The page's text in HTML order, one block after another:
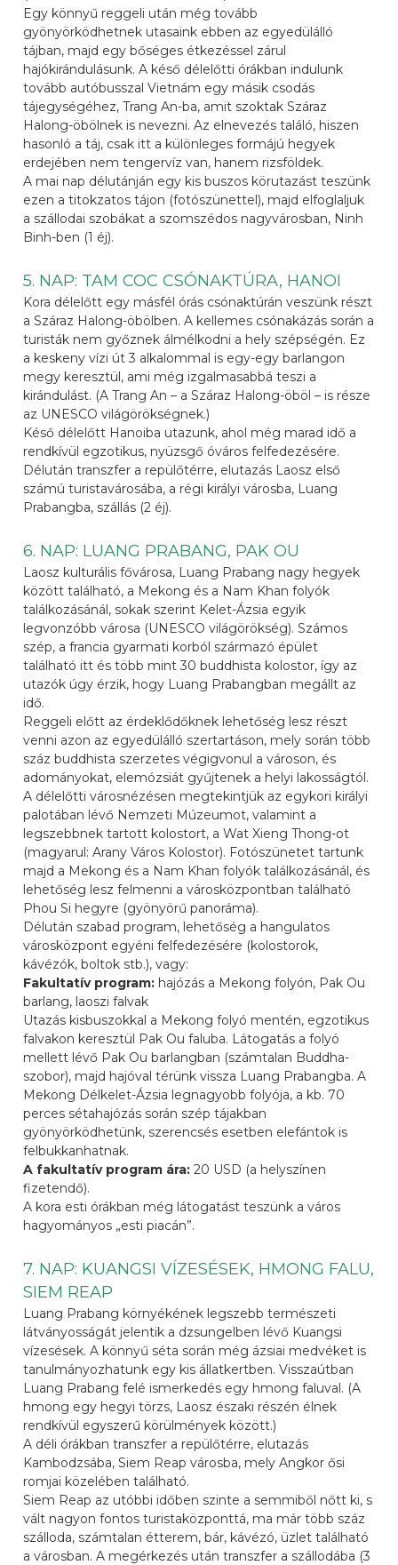
Egy könnyű reggeli után még tovább
gyönyörködhetnek utasaink ebben az egyedülálló
tájban, majd egy bőséges étkezéssel zárul
hajókirándulásunk. A késő délelőtti órákban indulunk
tovább autóbusszal Vietnám egy másik csodás
tájegységéhez, Trang An-ba, amit szoktak Száraz
Halong-öbölnek is nevezni. Az elnevezés találó, hiszen
hasonló a táj, csak itt a különleges formájú hegyek
erdejében nem tengervíz van, hanem rizsföldek.
A mai nap délutánján egy kis buszos körutazást teszünk
ezen a titokzatos tájon (fotószünettel), majd elfoglaljuk
a szállodai szobákat a szomszédos nagyvárosban, Ninh
Binh-ben (1 éj).
5. NAP: TAM COC CSÓNAKTÚRA, HANOI
Kora délelőtt egy másfél órás csónaktúrán veszünk részt
a Száraz Halong-öbölben. A kellemes csónakázás során a
turisták nem győznek álmélkodni a hely szépségén. Ez
a keskeny vízi út 3 alkalommal is egy-egy barlangon
megy keresztül, ami még izgalmasabbá teszi a
kirándulást. (A Trang An – a Száraz Halong-öböl – is része
az UNESCO világörökségnek.)
Késő délelőtt Hanoiba utazunk, ahol még marad idő a
rendkívül egzotikus, nyüzsgő óváros felfedezésére.
Délután transzfer a repülőtérre, elutazás Laosz első
számú turistavárosába, a régi királyi városba, Luang
Prabangba, szállás (2 éj).
6. NAP: LUANG PRABANG, PAK OU
Laosz kulturális fővárosa, Luang Prabang nagy hegyek
között található, a Mekong és a Nam Khan folyók
találkozásánál, sokak szerint Kelet-Ázsia egyik
legvonzóbb városa (UNESCO világörökség). Számos
szép, a francia gyarmati korból származó épület
található itt és több mint 30 buddhista kolostor, így az
utazók úgy érzik, hogy Luang Prabangban megállt az
idő.
Reggeli előtt az érdeklődőknek lehetőség lesz részt
venni azon az egyedülálló szertartáson, mely során több
száz buddhista szerzetes végigvonul a városon, és
adományokat, elemózsiát gyűjtenek a helyi lakosságtól.
A délelőtti városnézésen megtekintjük az egykori királyi
palotában lévő Nemzeti Múzeumot, valamint a
legszebbnek tartott kolostort, a Wat Xieng Thong-ot
(magyarul: Arany Város Kolostor). Fotószünetet tartunk
majd a Mekong és a Nam Khan folyók találkozásánál, és
lehetőség lesz felmenni a városközpontban található
Phou Si hegyre (gyönyörű panoráma).
Délután szabad program, lehetőség a hangulatos
városközpont egyéni felfedezésére (kolostorok,
kávézók, boltok stb.), vagy:
Fakultatív program: hajózás a Mekong folyón, Pak Ou
barlang, laoszi falvak
Utazás kisbuszokkal a Mekong folyó mentén, egzotikus
falvakon keresztül Pak Ou faluba. Látogatás a folyó
mellett lévő Pak Ou barlangban (számtalan Buddha-
szobor), majd hajóval térünk vissza Luang Prabangba. A
Mekong Délkelet-Ázsia legnagyobb folyója, a kb. 70
perces sétahajózás során szép tájakban
gyönyörködhetünk, szerencsés esetben elefántok is
felbukkanhatnak.
A fakultatív program ára:20 USD (a helyszínen
fizetendő).
A kora esti órákban még látogatást teszünk a város
hagyományos „esti piacán”.
7. NAP: KUANGSI VÍZESÉSEK, HMONG FALU,
SIEM REAP
Luang Prabang környékének legszebb természeti
látványosságát jelentik a dzsungelben lévő Kuangsi
vízesések. A könnyű séta során még ázsiai medvéket is
tanulmányozhatunk egy kis állatkertben. Visszaútban
Luang Prabang felé ismerkedés egy hmong faluval. (A
hmong egy hegyi törzs, Laosz északi részén élnek
rendkívül egyszerű körülmények között.)
A déli órákban transzfer a repülőtérre, elutazás
Kambodzsába, Siem Reap városba, mely Angkor ősi
romjai közelében található.
Siem Reap az utóbbi időben szinte a semmiből nőtt ki, s
vált nagyon fontos turistaközponttá, ma már több száz
szálloda, számtalan étterem, bár, kávézó, üzlet található
a városban. A megérkezés után transzfer a szállodába (3